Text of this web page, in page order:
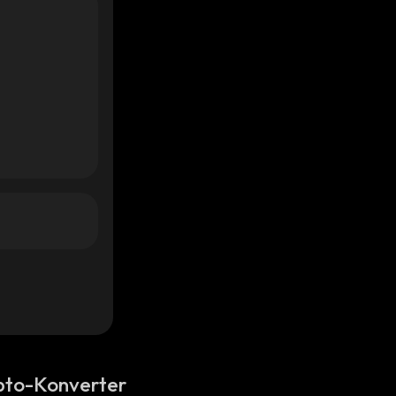
Konverter